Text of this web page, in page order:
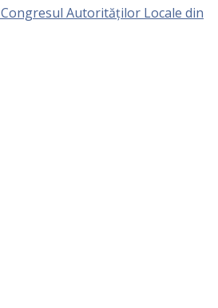
Congresul Autorităţilor Locale din